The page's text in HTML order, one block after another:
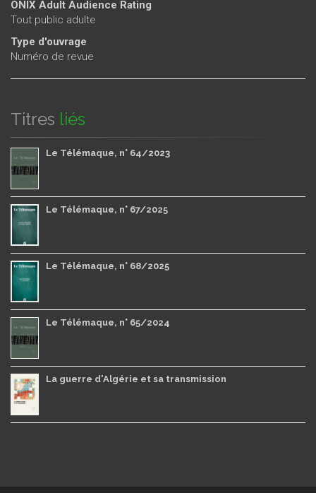
ONIX Adult Audience Rating
Tout public adulte
Type d'ouvrage
Numéro de revue
Titres liés
Le Télémaque, n° 64/2023
Le Télémaque, n° 67/2025
Le Télémaque, n° 68/2025
Le Télémaque, n° 65/2024
La guerre d'Algérie et sa transmission